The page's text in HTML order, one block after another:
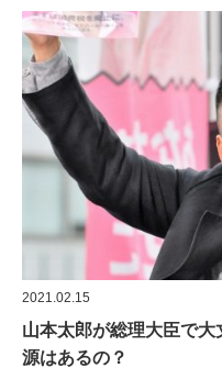
2021.02.15
山本太郎が総理大臣で
源はあるの？